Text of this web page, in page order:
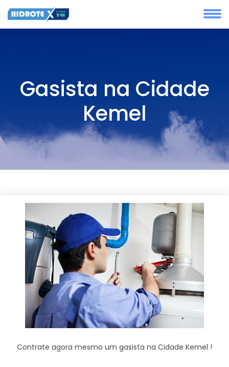
Gasista na Cidade
Kemel
Contrate agora mesmo um gasista na Cidade Kemel !